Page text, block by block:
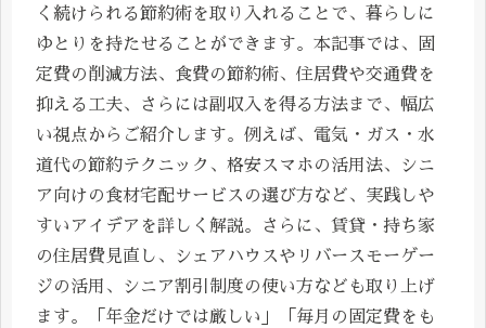
く続けられる節約術を取り入れることで、暮らしに
ゆとりを持たせることができます。本記事では、固
定費の削減方法、食費の節約術、住居費や交通費を
抑える工夫、さらには副収入を得る方法まで、幅広
い視点からご紹介します。例えば、電気・ガス・水
道代の節約テクニック、格安スマホの活用法、シニ
ア向けの食材宅配サービスの選び方など、実践しや
すいアイデアを詳しく解説。さらに、賃貸・持ち家
の住居費見直し、シェアハウスやリバースモーゲー
ジの活用、シニア割引制度の使い方なども取り上げ
ます。「年金だけでは厳しい」「毎月の固定費をも